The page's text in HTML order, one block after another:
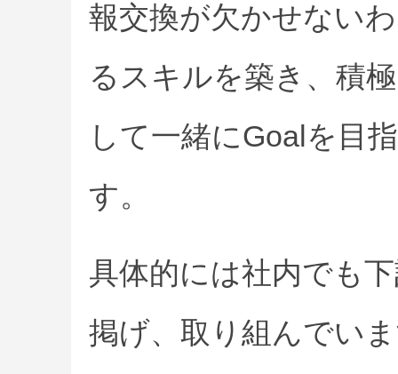
報交換が欠かせない
るスキルを築き、積
して一緒にGoalを目
す。
具体的には社内でも
掲げ、取り組んでい